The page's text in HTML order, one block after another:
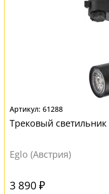
61288
Трековый
Eglo (Австрия)
3 890 ₽